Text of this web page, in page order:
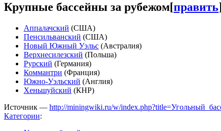
Крупные бассейны за рубежом[править]
Аппалачский (США)
Пенсильванский (США)
Новый Южный Уэльс (Австралия)
Верхнесилезский (Польша)
Рурский (Германия)
Коммантри (Франция)
Южно-Уэльский (Англия)
Хеньшуйский (КНР)
Источник — http://miningwiki.ru/w/
Категории: